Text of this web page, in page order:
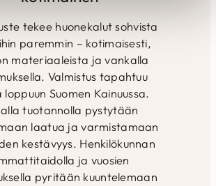
tekee huonekalut sohvista
paremmin – kotimaisesti,
materiaaleista ja vankalla
Valmistus tapahtuu
loppuun Suomen Kainuussa.
tuotannolla pystytään
laatua ja varmistamaan
kestävyys. Henkilökunnan
ja vuosien
pyritään kuuntelemaan